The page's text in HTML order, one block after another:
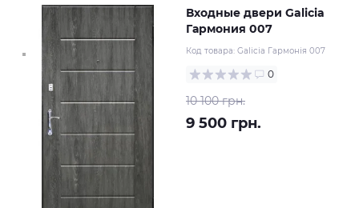
Входные двери Galicia
Гармония 007
Код товара: Galicia Гармонія 007
0
10 100 грн.
9 500 грн.